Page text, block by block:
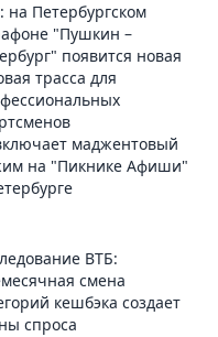
на Петербургском
"Пушкин –
появится новая
трасса для
маджентовый
на "Пикнике Афиши"
ВТБ:
смена
кешбэка создает
спроса